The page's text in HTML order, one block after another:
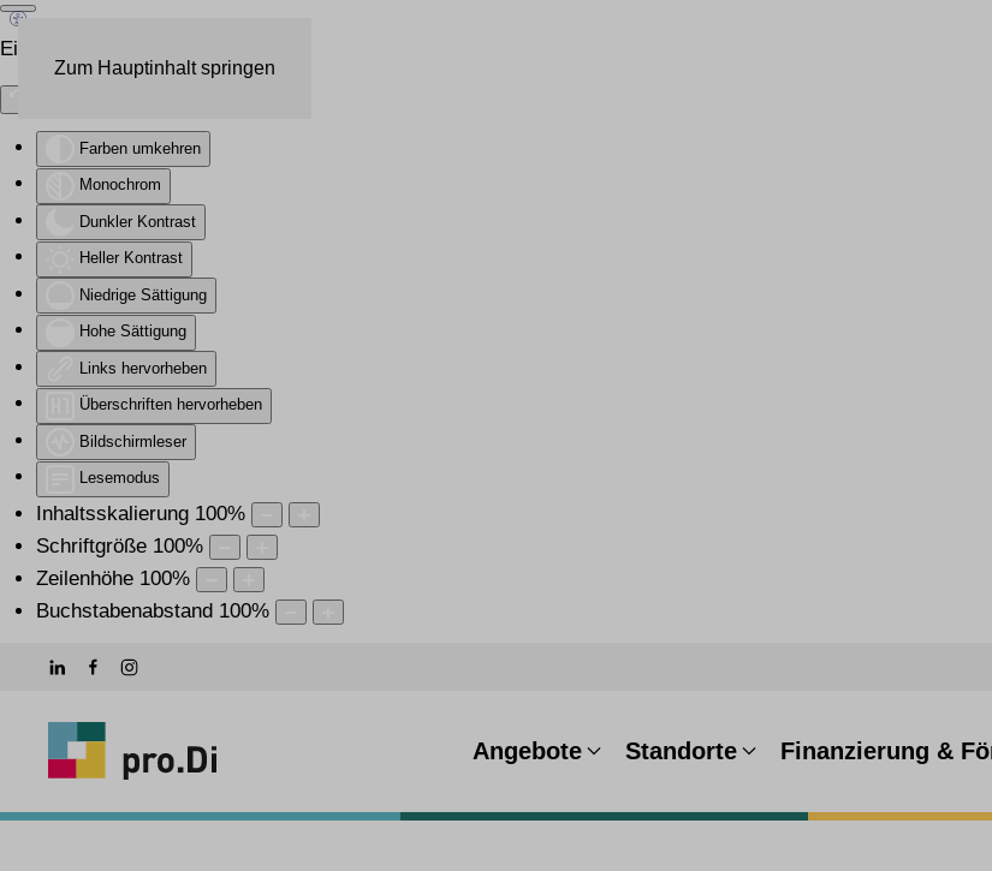
Eingabehilfen öffnen
Farben umkehren
Monochrom
Dunkler Kontrast
Heller Kontrast
Niedrige Sättigung
Hohe Sättigung
Links hervorheben
Überschriften hervorheben
Bildschirmleser
Lesemodus
Inhaltsskalierung 100%
Schriftgröße 100%
Zeilenhöhe 100%
Buchstabenabstand 100%
Zum Hauptinhalt springen
Angebote Standorte Finanzierung &